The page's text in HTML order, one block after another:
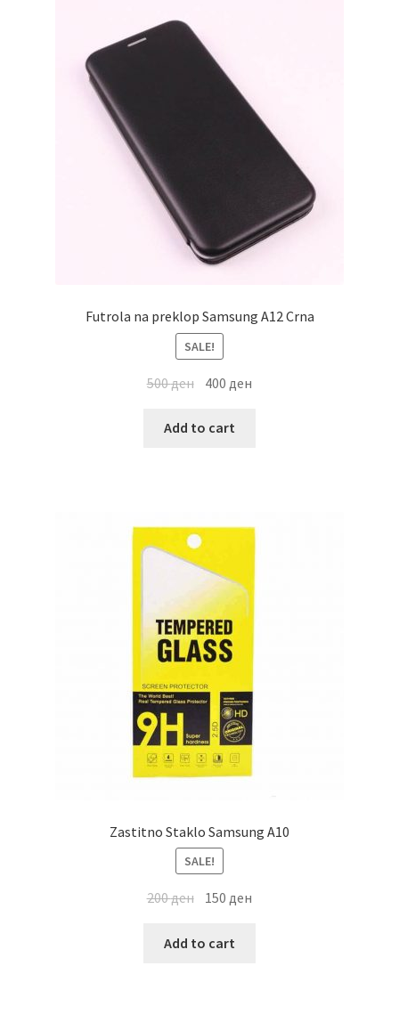
Futrola na preklop Samsung A12 Crna
SALE!
500ден 400 ден
Add to cart
Zastitno Staklo Samsung A10
SALE!
200ден 150 ден
Add to cart